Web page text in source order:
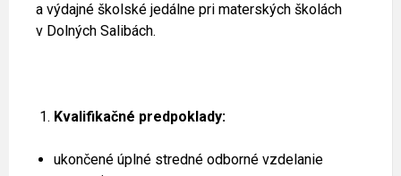
a výdajné školské jedálne pri materských školách
v Dolných Salibách.
Kvalifikačné predpoklady:
ukončené úplné stredné odborné vzdelanie